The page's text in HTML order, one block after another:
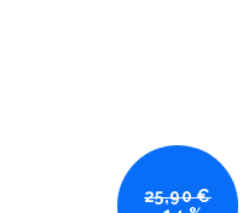
25,90 €